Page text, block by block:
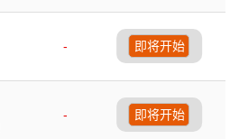
-
即将开始
-
即将开始